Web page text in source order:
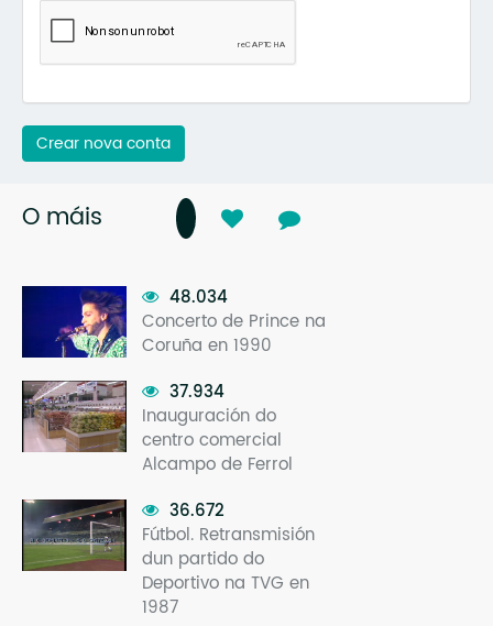
Crear nova conta
O máis
48.034
Concerto de Prince na
Coruña en 1990
37.934
Inauguración do
centro comercial
Alcampo de Ferrol
36.672
Fútbol. Retransmisión
dun partido do
Deportivo na TVG en
1987